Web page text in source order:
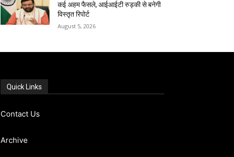
कई अहम फैसले, आईआईटी रुड़की से बनेगी
विस्तृत रिपोर्ट
August 5, 2026
Quick Links
Contact Us
Archive